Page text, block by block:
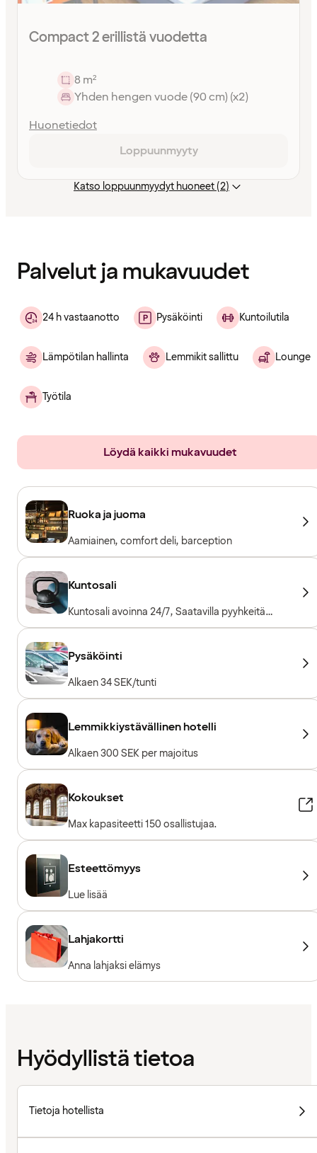
Compact 2 erillistä vuodetta
8 m²
Yhden hengen vuode (90 cm) (x2)
Huonetiedot
Loppuunmyyty
Katso loppuunmyydyt huoneet (2)
Palvelut ja mukavuudet
24 h vastaanotto Pysäköinti Kuntoilutila
Lämpötilan hallinta Lemmikit sallittu Lounge
Työtila
Löydä kaikki mukavuudet
Ruoka ja juoma
Aamiainen, comfort deli, barception
Kuntosali
Kuntosali avoinna 24/7, Saatavilla pyyhkeitä
lainaksi, Kuntosalilaitteet, Kardiolaitteet,
Pysäköinti
Alkaen 34 SEK/tunti
Lemmikkiystävällinen hotelli
Alkaen 300 SEK per majoitus
Kokoukset
Max kapasiteetti 150 osallistujaa.
Esteettömyys
Lue lisää
Lahjakortti
Anna lahjaksi elämys
Hyödyllistä tietoa
Tietoja hotellista